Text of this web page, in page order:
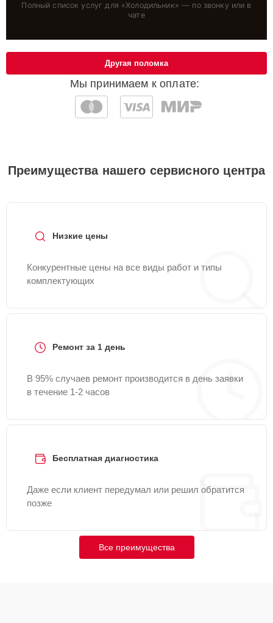
Полный список услуг для «Холодильник» — по звонку или в
чате
Мы принимаем к оплате:
Другая поломка
Преимущества нашего сервисного центра
Низкие цены
Конкурентные цены на все виды работ и типы
комплектующих
Ремонт за 1 день
В 95% случаев ремонт производится в день заявки
в течение 1-2 часов
Бесплатная диагностика
Даже если клиент передумал или решил обратится
позже
Все преимущества